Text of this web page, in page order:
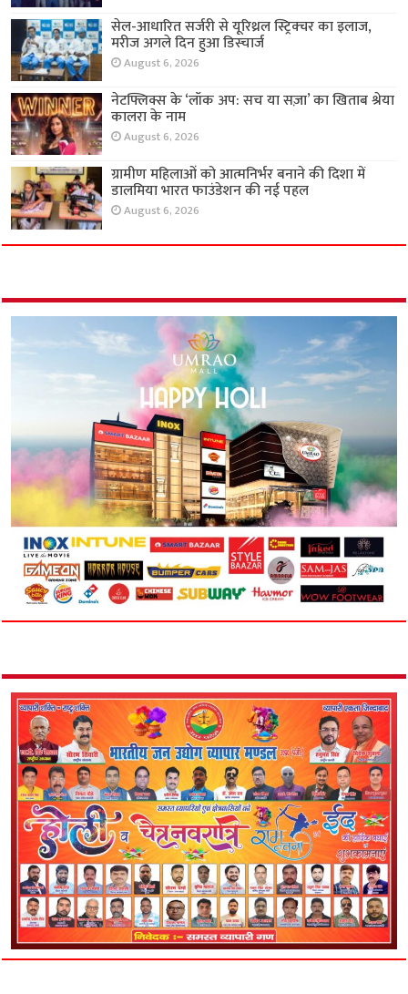
सेल-आधारित सर्जरी से यूरिथ्रल स्ट्रिक्चर का इलाज,
मरीज अगले दिन हुआ डिस्चार्ज
August 6, 2026
नेटफ्लिक्स के ‘लॉक अप: सच या सज़ा’ का खिताब श्रेया
कालरा के नाम
August 6, 2026
ग्रामीण महिलाओं को आत्मनिर्भर बनाने की दिशा में
डालमिया भारत फाउंडेशन की नई पहल
August 6, 2026